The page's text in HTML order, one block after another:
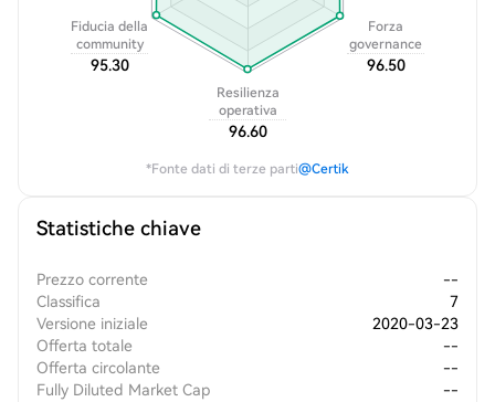
Fiducia della
community
95.30
Resilienza
operativa
96.60
Forza
governance
96.50
*Fonte dati di terze parti@Certik
Statistiche chiave
Prezzo corrente
--
Classifica
7
Versione iniziale
2020-03-23
Offerta totale
--
Offerta circolante
--
Fully Diluted Market Cap
--